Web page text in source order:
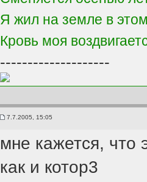
Я жил на земле в
Кровь моя
--------------------
7.7.2005, 15:05
мне кажется, что
как и котор3